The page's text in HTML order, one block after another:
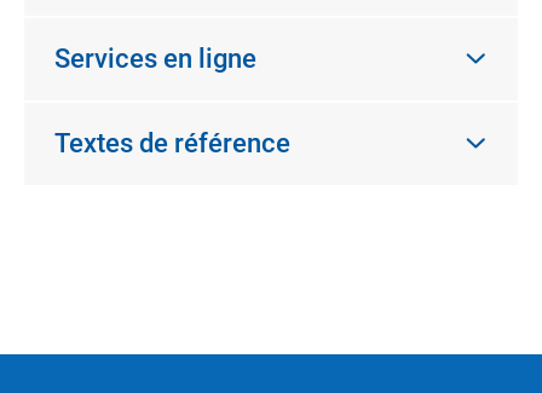
Services en ligne
Textes de référence